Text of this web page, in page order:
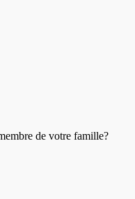
de votre famille?